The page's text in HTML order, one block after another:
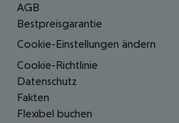
AGB
Bestpreisgarantie
Cookie-Einstellungen ändern
Cookie-Richtlinie
Datenschutz
Fakten
Flexibel buchen